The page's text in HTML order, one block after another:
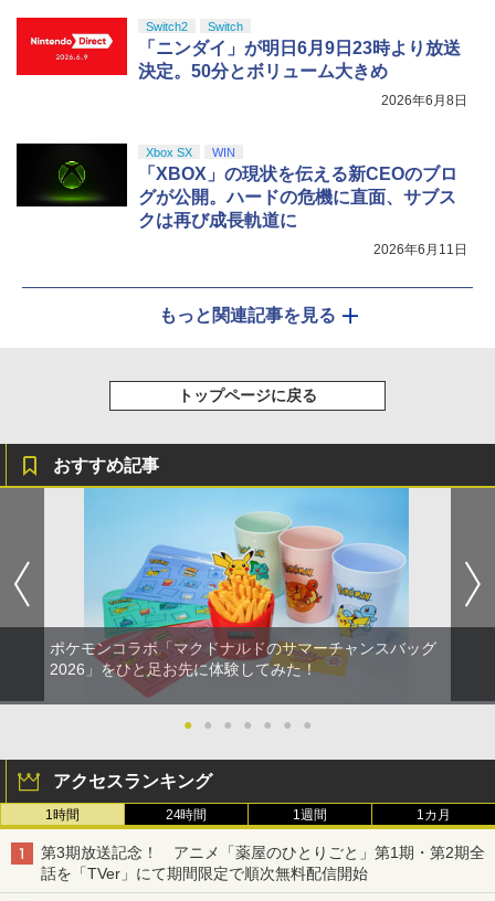
Switch2 Switch
「ニンダイ」が明日6月9日23時より放送
決定。50分とボリューム大きめ
2026年6月8日
Xbox SX WIN
「XBOX」の現状を伝える新CEOのブロ
グが公開。ハードの危機に直面、サブス
クは再び成長軌道に
2026年6月11日
もっと関連記事を見る
トップページに戻る
おすすめ記事
ポケモンコラボ「マクドナルドのサマーチャンスバッグ
2026」をひと足お先に体験してみた！
● ● ● ● ● ● ●
アクセスランキング
1時間 24時間 1週間 1カ月
第3期放送記念！ アニメ「薬屋のひとりごと」第1期・第2期全
話を「TVer」にて期間限定で順次無料配信開始